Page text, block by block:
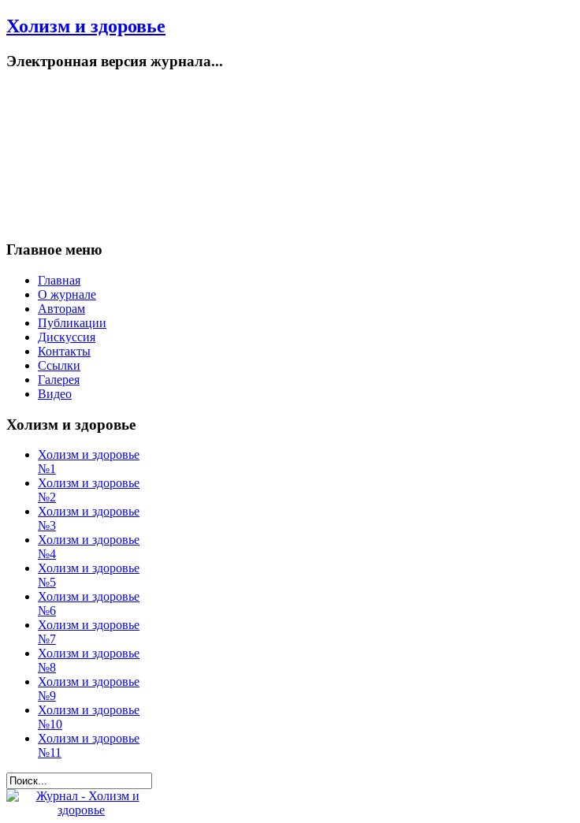
Холизм и здоровье
Электронная версия журнала...
Главное меню
Главная
О журнале
Авторам
Публикации
Дискуссия
Контакты
Ссылки
Галерея
Видео
Холизм и здоровье
Холизм и здоровье
№1
Холизм и здоровье
№2
Холизм и здоровье
№3
Холизм и здоровье
№4
Холизм и здоровье
№5
Холизм и здоровье
№6
Холизм и здоровье
№7
Холизм и здоровье
№8
Холизм и здоровье
№9
Холизм и здоровье
№10
Холизм и здоровье
№11